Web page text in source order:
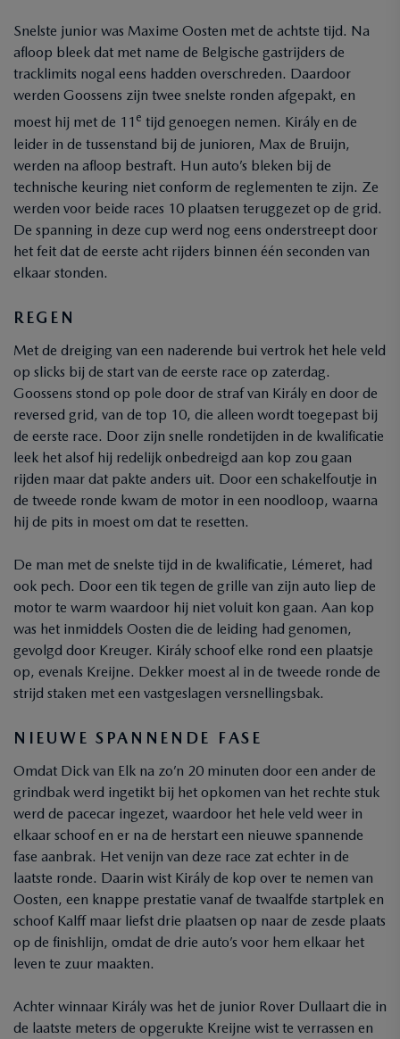
Snelste junior was Maxime Oosten met de achtste tijd. Na
afloop bleek dat met name de Belgische gastrijders de
tracklimits nogal eens hadden overschreden. Daardoor
werden Goossens zijn twee snelste ronden afgepakt, en
moest hij met de 11 e tijd genoegen nemen. Király en de
leider in de tussenstand bij de junioren, Max de Bruijn,
werden na afloop bestraft. Hun auto’s bleken bij de
technische keuring niet conform de reglementen te zijn. Ze
werden voor beide races 10 plaatsen teruggezet op de grid.
De spanning in deze cup werd nog eens onderstreept door
het feit dat de eerste acht rijders binnen één seconden van
elkaar stonden.
REGEN
Met de dreiging van een naderende bui vertrok het hele veld
op slicks bij de start van de eerste race op zaterdag.
Goossens stond op pole door de straf van Király en door de
reversed grid, van de top 10, die alleen wordt toegepast bij
de eerste race. Door zijn snelle rondetijden in de kwalificatie
leek het alsof hij redelijk onbedreigd aan kop zou gaan
rijden maar dat pakte anders uit. Door een schakelfoutje in
de tweede ronde kwam de motor in een noodloop, waarna
hij de pits in moest om dat te resetten.
De man met de snelste tijd in de kwalificatie, Lémeret, had
ook pech. Door een tik tegen de grille van zijn auto liep de
motor te warm waardoor hij niet voluit kon gaan. Aan kop
was het inmiddels Oosten die de leiding had genomen,
gevolgd door Kreuger. Király schoof elke rond een plaatsje
op, evenals Kreijne. Dekker moest al in de tweede ronde de
strijd staken met een vastgeslagen versnellingsbak.
NIEUWE SPANNENDE FASE
Omdat Dick van Elk na zo’n 20 minuten door een ander de
grindbak werd ingetikt bij het opkomen van het rechte stuk
werd de pacecar ingezet, waardoor het hele veld weer in
elkaar schoof en er na de herstart een nieuwe spannende
fase aanbrak. Het venijn van deze race zat echter in de
laatste ronde. Daarin wist Király de kop over te nemen van
Oosten, een knappe prestatie vanaf de twaalfde startplek en
schoof Kalff maar liefst drie plaatsen op naar de zesde plaats
op de finishlijn, omdat de drie auto’s voor hem elkaar het
leven te zuur maakten.
Achter winnaar Király was het de junior Rover Dullaart die in
de laatste meters de opgerukte Kreijne wist te verrassen en